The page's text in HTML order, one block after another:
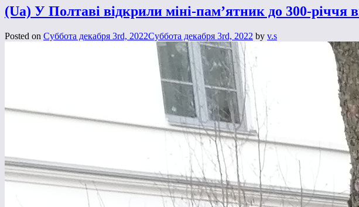
(Ua) У Полтаві відкрили міні-пам’ятник до 300-річчя
Posted on Суббота декабря 3rd, 2022Суббота декабря 3rd, 2022 by v.s